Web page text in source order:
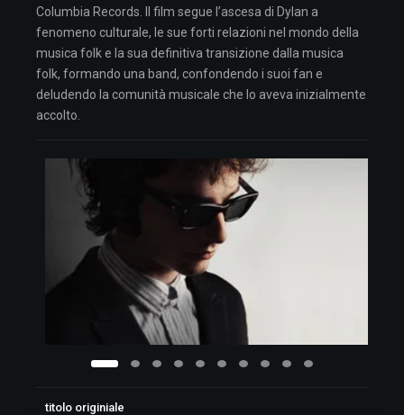
Columbia Records. Il film segue l’ascesa di Dylan a
fenomeno culturale, le sue forti relazioni nel mondo della
musica folk e la sua definitiva transizione dalla musica
folk, formando una band, confondendo i suoi fan e
deludendo la comunità musicale che lo aveva inizialmente
accolto.
titolo originiale